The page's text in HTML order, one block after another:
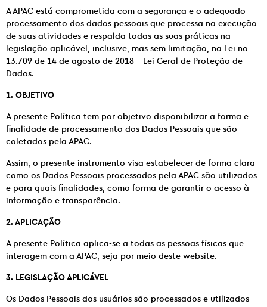
A APAC está comprometida com a segurança e o adequado
processamento dos dados pessoais que processa na execução
de suas atividades e respalda todas as suas práticas na
legislação aplicável, inclusive, mas sem limitação, na Lei no
13.709 de 14 de agosto de 2018 – Lei Geral de Proteção de
Dados.
1. OBJETIVO
A presente Política tem por objetivo disponibilizar a forma e
finalidade de processamento dos Dados Pessoais que são
coletados pela APAC.
Assim, o presente instrumento visa estabelecer de forma clara
como os Dados Pessoais processados pela APAC são utilizados
e para quais finalidades, como forma de garantir o acesso à
informação e transparência.
2. APLICAÇÃO
A presente Política aplica-se a todas as pessoas físicas que
interagem com a APAC, seja por meio deste website.
3. LEGISLAÇÃO APLICÁVEL
Os Dados Pessoais dos usuários são processados e utilizados